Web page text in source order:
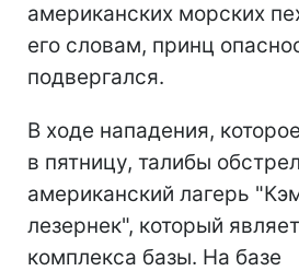
американских морских
его словам, принц
подвергался.
В ходе нападения,
в пятницу, талибы
американский лагерь
лезернек", который
комплекса базы. На базе